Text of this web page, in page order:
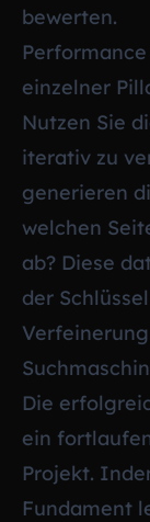
bewerten.
einzelner
Nutzen Sie
iterativ zu
generieren
welchen
ab? Diese
der
Die
ein
Projekt.
Fundament